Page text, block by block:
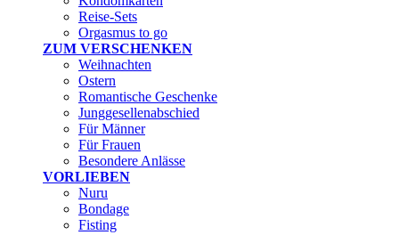
Reise-Sets
Orgasmus to go
ZUM VERSCHENKEN
Weihnachten
Ostern
Romantische Geschenke
Junggesellenabschied
Für Männer
Für Frauen
Besondere Anlässe
VORLIEBEN
Nuru
Bondage
Fisting